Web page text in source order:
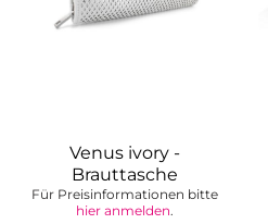
Venus ivory -
Brauttasche
Für Preisinformationen bitte
hier anmelden.